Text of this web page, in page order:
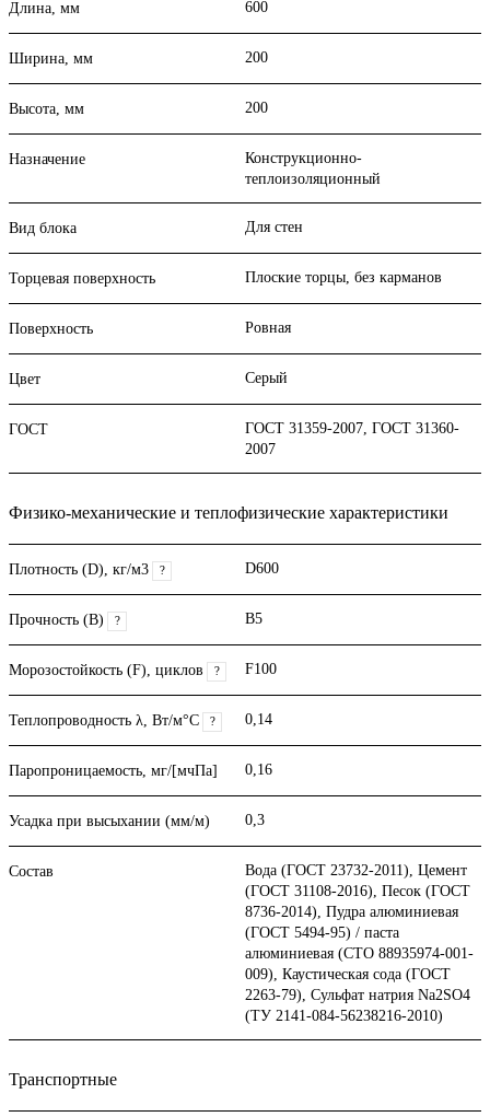
Длина, мм 600
Ширина, мм 200
Высота, мм 200
Назначение
Конструкционно-
теплоизоляционный
Вид блока Для стен
Торцевая поверхность Плоские торцы, без карманов
Поверхность Ровная
Цвет Серый
ГОСТ
ГОСТ 31359-2007, ГОСТ 31360-
2007
Физико-механические и теплофизические характеристики
Плотность (D), кг/м3 ? D600
Прочность (В) ? B5
Морозостойкость (F), циклов ? F100
Теплопроводность λ, Вт/м°С ? 0,14
Паропроницаемость, мг/[мчПа] 0,16
Усадка при высыхании (мм/м) 0,3
Состав
Вода (ГОСТ 23732-2011), Цемент
(ГОСТ 31108-2016), Песок (ГОСТ
8736-2014), Пудра алюминиевая
(ГОСТ 5494-95) / паста
алюминиевая (СТО 88935974-001-
009), Каустическая сода (ГОСТ
2263-79), Сульфат натрия Na2SO4
(ТУ 2141-084-56238216-2010)
Транспортные